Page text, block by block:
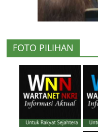
FOTO PILIHAN